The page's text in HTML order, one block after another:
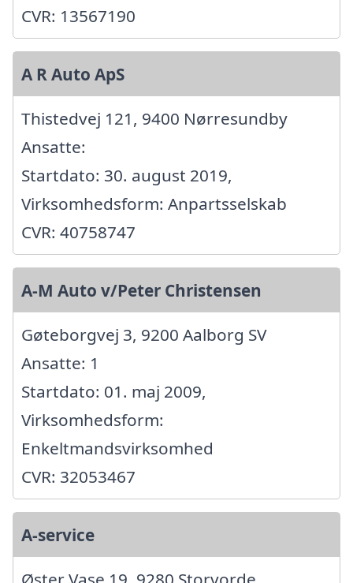
CVR: 13567190
A R Auto ApS
Thistedvej 121, 9400 Nørresundby
Ansatte:
Startdato: 30. august 2019,
Virksomhedsform: Anpartsselskab
CVR: 40758747
A-M Auto v/Peter Christensen
Gøteborgvej 3, 9200 Aalborg SV
Ansatte: 1
Startdato: 01. maj 2009,
Virksomhedsform:
Enkeltmandsvirksomhed
CVR: 32053467
A-service